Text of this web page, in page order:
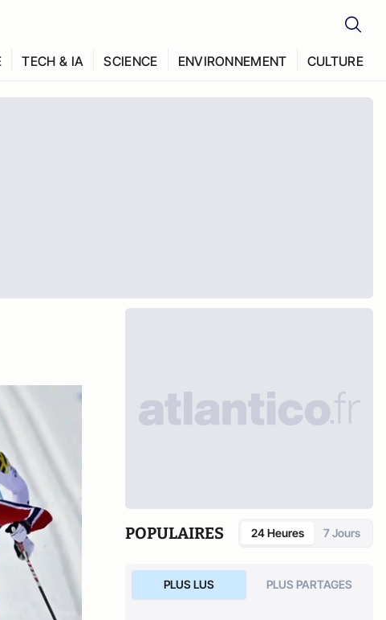
TECH & IA SCIENCE ENVIRONNEMENT CULTURE
POPULAIRES 24 Heures 7 Jours
PLUS LUS PLUS PARTAGES